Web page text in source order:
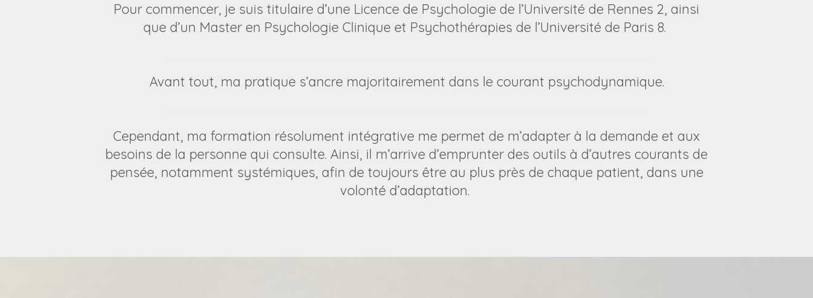
Pour commencer, je suis titulaire d’une Licence de Psychologie de l’Université de Rennes 2, ainsi
que d’un Master en Psychologie Clinique et Psychothérapies de l’Université de Paris 8.
Avant tout, ma pratique s’ancre majoritairement dans le courant psychodynamique.
Cependant, ma formation résolument intégrative me permet de m’adapter à la demande et aux
besoins de la personne qui consulte. Ainsi, il m’arrive d’emprunter des outils à d’autres courants de
pensée, notamment systémiques, afin de toujours être au plus près de chaque patient, dans une
volonté d’adaptation.